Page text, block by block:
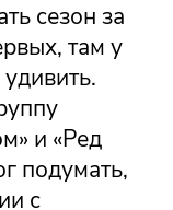
сезон за
там у
и «Ред
подумать,
с